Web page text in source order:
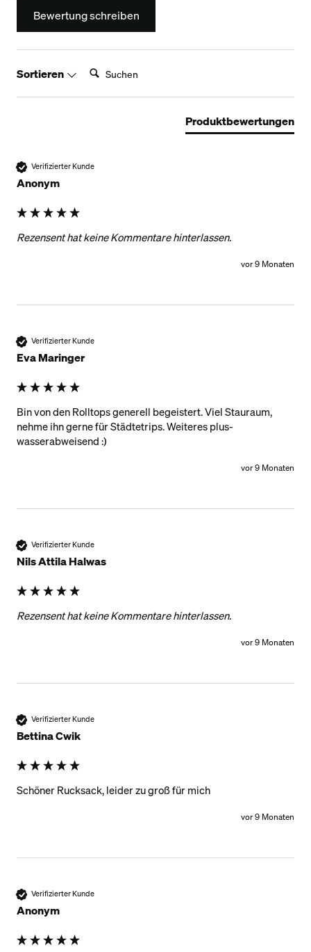
Bewertung schreiben
Sortieren Suchen:
Produktbewertungen
Verifizierter Kunde
Anonym
Rezensent hat keine Kommentare hinterlassen.
vor 9 Monaten
Verifizierter Kunde
Eva Maringer
Bin von den Rolltops generell begeistert. Viel Stauraum,
nehme ihn gerne für Städtetrips. Weiteres plus-
wasserabweisend :)
vor 9 Monaten
Verifizierter Kunde
Nils Attila Halwas
Rezensent hat keine Kommentare hinterlassen.
vor 9 Monaten
Verifizierter Kunde
Bettina Cwik
Schöner Rucksack, leider zu groß für mich
vor 9 Monaten
Verifizierter Kunde
Anonym